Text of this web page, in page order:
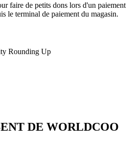
faire de petits dons lors d'un paiement
le terminal de paiement du magasin.
Rounding Up
DE WORLDCOO